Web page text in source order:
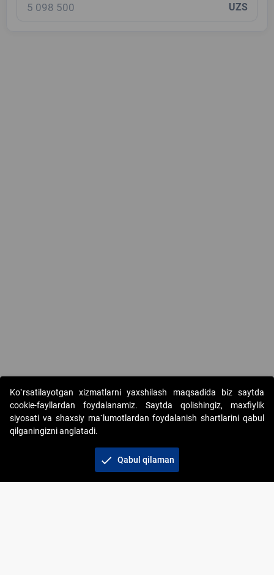
UZS
Copyright © 2017-2026. "Elektron onlayn-auksionlarni
tashkil etish" AJ. Barcha huquqlar himoyalangan
Ko`rsatilayotgan xizmatlarni yaxshilash maqsadida biz saytda
cookie-fayllardan foydalanamiz. Saytda qolishingiz, maxfiylik
siyosati va shaxsiy ma`lumotlardan foydalanish shartlarini qabul
qilganingizni anglatadi.
check Qabul qilaman